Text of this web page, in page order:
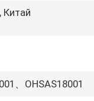
Китай
、OHSAS18001